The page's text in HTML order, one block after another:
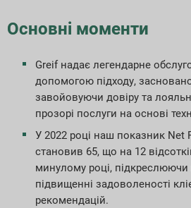
та продуктивність
звітів
Основні моменти
Greif надає легендарне
допомогою підходу,
завойовуючи довіру та
прозорі послуги на основі
У 2022 році наш показник Net
становив 65, що на 12
минулому році, підкреслюючи
підвищенні задоволеності
рекомендацій.